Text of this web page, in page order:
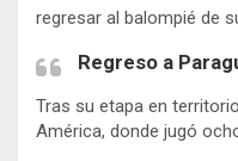
regresar al balompié de
Regreso a
Tras su etapa en
América, donde jugó